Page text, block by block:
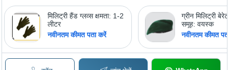
मिलिट्री हैंड ग्लव्स क्षमता: 1-2
लीटर
नवीनतम कीमत पता करें
ग्रीन मिलिट्री
समूह: वयस्क
नवीनतम कीमत